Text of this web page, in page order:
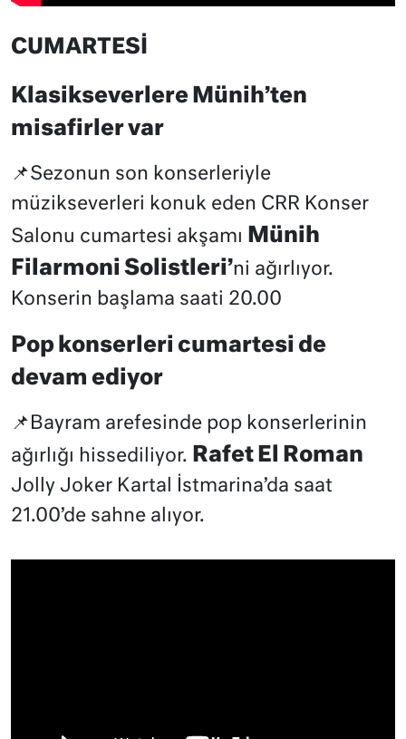
CUMARTESİ
Klasikseverlere Münih’ten
misafirler var
📌Sezonun son konserleriyle
müzikseverleri konuk eden CRR Konser
Salonu cumartesi akşamı
Münih
Filarmoni Solistleri’ni ağırlıyor.
Konserin başlama saati 20.00
Pop konserleri cumartesi de
devam ediyor
📌Bayram arefesinde pop konserlerinin
ağırlığı hissediliyor. Rafet El Roman
Jolly Joker Kartal İstmarina’da saat
21.00’de sahne alıyor.